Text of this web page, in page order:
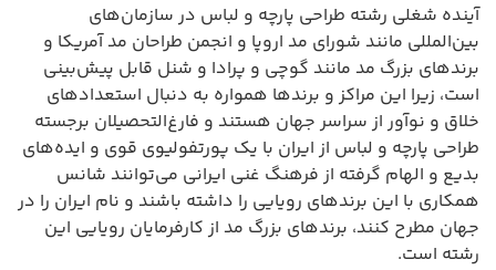
آینده شغلی رشته طراحی پارچه و لباس در سازمان‌های
بین‌المللی مانند شورای مد اروپا و انجمن طراحان مد آمریکا و
برندهای بزرگ مد مانند گوچی و پرادا و شنل قابل پیش‌بینی
است، زیرا این مراکز و برندها همواره به دنبال استعدادهای
خلاق و نوآور از سراسر جهان هستند و فارغ‌التحصیلان برجسته
طراحی پارچه و لباس از ایران با یک پورتفولیوی قوی و ایده‌های
بدیع و الهام گرفته از فرهنگ غنی ایرانی می‌توانند شانس
همکاری با این برندهای رویایی را داشته باشند و نام ایران را در
جهان مطرح کنند، برندهای بزرگ مد از کارفرمایان رویایی این
رشته است.